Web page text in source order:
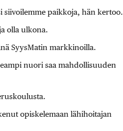
siivoilemme paikkoja, hän kertoo.
olla ulkona.
SyysMatin markkinoilla.
nuori saa mahdollisuuden
opiskelemaan lähihoitajan